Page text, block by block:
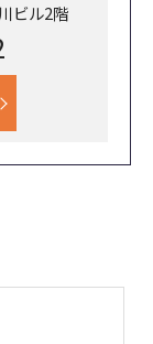
ビル2階